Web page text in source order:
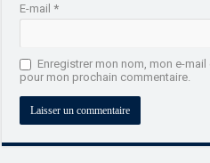
E-mail*
Enregistrer mon nom, mon e-
pour mon prochain commentaire.